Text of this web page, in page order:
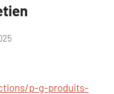
p-g-produits-